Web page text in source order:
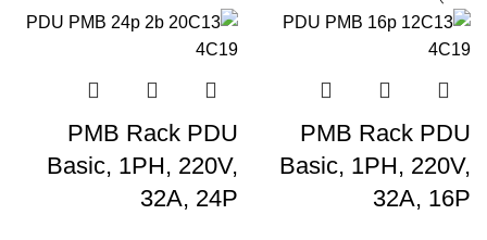
PMB Rack PDU
Basic, 1PH, 220V,
32A, 16P
PMB Rack PDU
Basic, 1PH, 220V,
32A, 24P